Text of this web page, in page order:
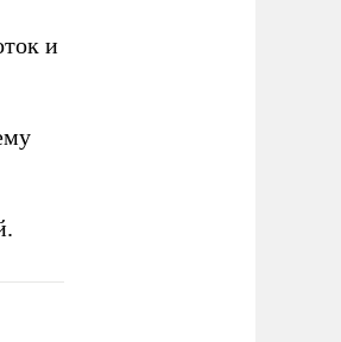
и